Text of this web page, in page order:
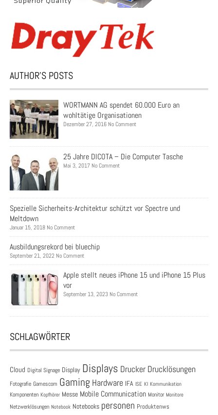
AUTHOR’S POSTS
WORTMANN AG spendet 60.000 Euro an
wohltätige Organisationen
Dezember 27, 2016 No Comment
25 Jahre DICOTA – Die Computer Tasche
Mai 3, 2017 No Comment
Spezielle Sicherheits-Architektur schützt vor Spectre und
Meltdown
Januar 15, 2018 No Comment
Ausbildungsrekord bei bluechip
September 21, 2022 No Comment
Apple stellt neues iPhone 15 und iPhone 15 Plus
vor
September 13, 2023 No Comment
SCHLAGWÖRTER
Cloud Digital Signage Display Displays Drucker Drucklösungen
Fotografie Gamescom Gaming Hardware IFA ISE KI Kommunikation
Komponenten Kopfhörer Messe Mobile Communication Monitor Monitore
Netzwerklösungen Notebook Notebooks personen Produktenws